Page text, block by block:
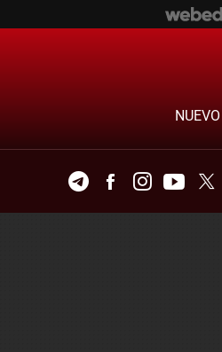
NUEVO
TelegramFacebookInstagram